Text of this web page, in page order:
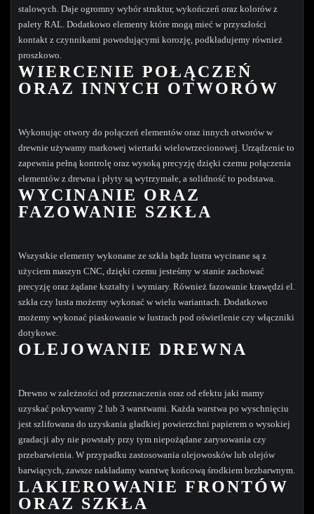
stalowych. Daje ogromny wybór struktur, wykończeń oraz kolorów z
palety RAL. Dodatkowo elementy które mogą mieć w przyszłości
kontakt z czynnikami powodującymi korozję, podkładujemy również
proszkowo.
WIERCENIE POŁĄCZEŃ
ORAZ INNYCH OTWORÓW
Wykonując otwory do połączeń elementów oraz innych otworów w
drewnie używamy markowej wiertarki wielowrzecionowej. Urządzenie to
zapewnia pełną kontrolę oraz wysoką precyzję dzięki czemu połączenia
elementów z drewna i płyty są wytrzymałe, a solidność to podstawa.
WYCINANIE ORAZ
FAZOWANIE SZKŁA
Wszystkie elementy wykonane ze szkła bądz lustra wycinane są z
użyciem maszyn CNC, dzięki czemu jesteśmy w stanie zachować
precyzję oraz żądane kształty i wymiary. Również fazowanie krawędzi el.
szkła czy lusta możemy wykonać w wielu wariantach. Dodatkowo
możemy wykonać piaskowanie w lustrach pod oświetlenie czy włączniki
dotykowe.
OLEJOWANIE DREWNA
Drewno w zależności od przeznaczenia oraz od efektu jaki mamy
uzyskać pokrywamy 2 lub 3 warstwami. Każda warstwa po wyschnięciu
jest szlifowana do uzyskania gładkiej powierzchni papierem o wysokiej
gradacji aby nie powstały przy tym niepożądane zarysowania czy
przebarwienia. W przypadku zastosowania olejowosków lub olejów
barwiących, zawsze nakładamy warstwę końcową środkiem bezbarwnym.
LAKIEROWANIE FRONTÓW
ORAZ SZKŁA